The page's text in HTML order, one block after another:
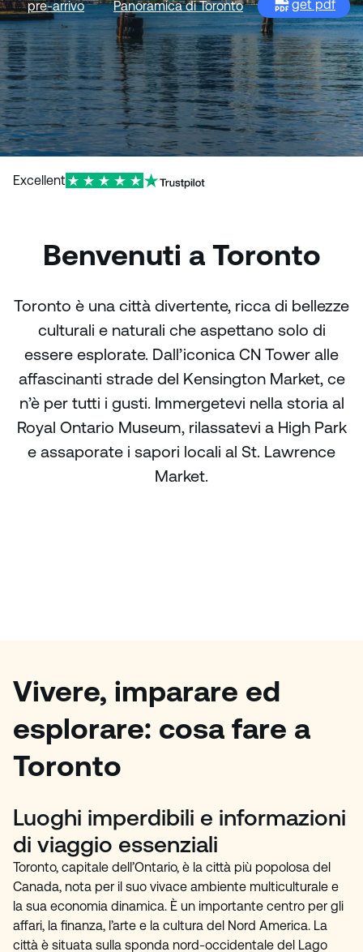
pre-arrivo Panoramica di Toronto get pdf
Excellent
Benvenuti a Toronto
Toronto è una città divertente, ricca di bellezze
culturali e naturali che aspettano solo di
essere esplorate. Dall’iconica CN Tower alle
affascinanti strade del Kensington Market, ce
n’è per tutti i gusti. Immergetevi nella storia al
Royal Ontario Museum, rilassatevi a High Park
e assaporate i sapori locali al St. Lawrence
Market.
Vivere, imparare ed
esplorare: cosa fare a
Toronto
Luoghi imperdibili e informazioni
di viaggio essenziali
Toronto, capitale dell’Ontario, è la città più popolosa del
Canada, nota per il suo vivace ambiente multiculturale e
la sua economia dinamica. È un importante centro per gli
affari, la finanza, l’arte e la cultura del Nord America. La
città è situata sulla sponda nord-occidentale del Lago